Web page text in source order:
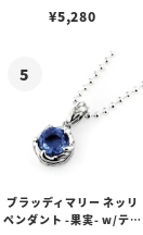
¥5,280
ブラッディマリー ネッリ
ペンダント -果実- w/ティ